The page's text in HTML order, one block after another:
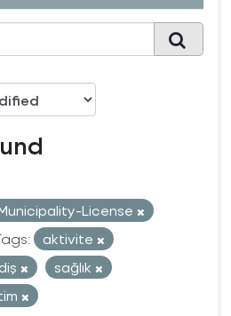
License
aktivite
diş
sağlık